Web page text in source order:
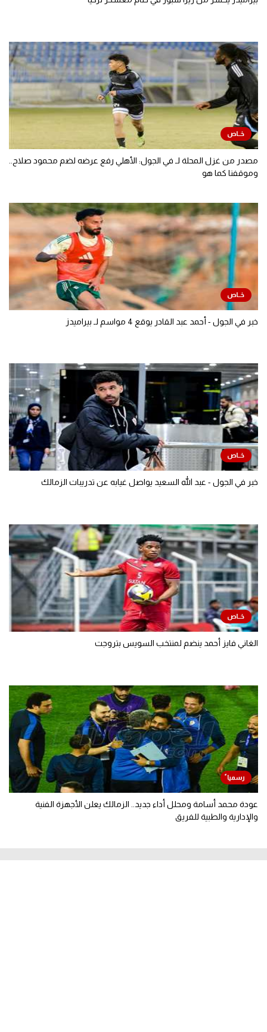
مصدر من غزل المحلة لـ في الجول: الأهلي رفع عرضه لضم محمود صلاح..
وموقفنا كما هو
خبر في الجول - أحمد عبد القادر يوقع 4 مواسم لـ بيراميدز
خبر في الجول - عبد الله السعيد يواصل غيابه عن تدريبات الزمالك
الغاني فايز أحمد ينضم لمنتخب السويس بتروجت
عودة محمد أسامة ومحلل أداء جديد.. الزمالك يعلن الأجهزة الفنية
والإدارية والطبية للفريق